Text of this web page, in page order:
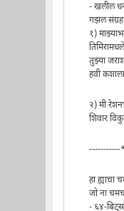
- खलील
गझल
१)
तुझ्या
हवी
२) मी
शिवार
हा ह्याचा
जो ना
- ६४-बिट्स